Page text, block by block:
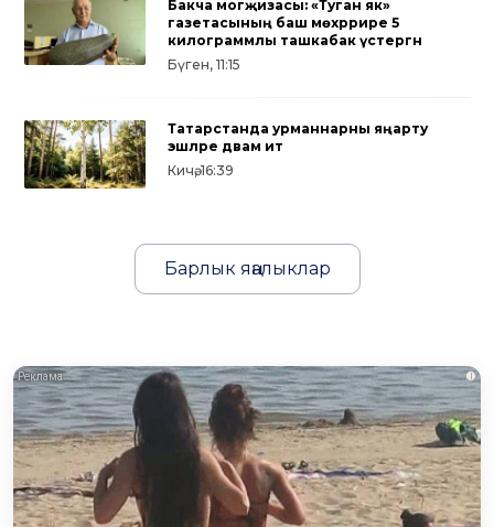
Бакча могҗизасы: «Туган як»
газетасының баш мөхәррире 5
килограммлы ташкабак үстергән
Бүген, 11:15
Татарстанда урманнарны яңарту
эшләре дәвам итә
Кичә, 16:39
Барлык яңалыклар
i